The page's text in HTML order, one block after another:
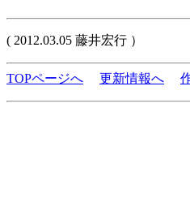
( 2012.03.05 藤井宏行 ）
TOPページへ 更新情報へ